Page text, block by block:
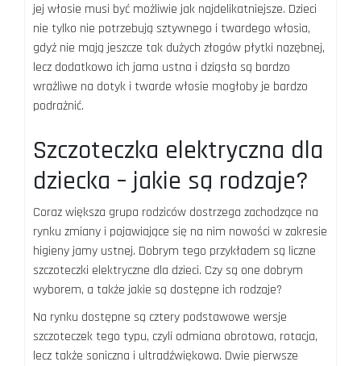
jej włosie musi być możliwie jak najdelikatniejsze. Dzieci
nie tylko nie potrzebują sztywnego i twardego włosia,
gdyż nie mają jeszcze tak dużych złogów płytki nazębnej,
lecz dodatkowo ich jama ustna i dziąsła są bardzo
wrażliwe na dotyk i twarde włosie mogłoby je bardzo
podrażnić.
Szczoteczka elektryczna dla
dziecka – jakie są rodzaje?
Coraz większa grupa rodziców dostrzega zachodzące na
rynku zmiany i pojawiające się na nim nowości w zakresie
higieny jamy ustnej. Dobrym tego przykładem są liczne
szczoteczki elektryczne dla dzieci. Czy są one dobrym
wyborem, a także jakie są dostępne ich rodzaje?
Na rynku dostępne są cztery podstawowe wersje
szczoteczek tego typu, czyli odmiana obrotowa, rotacja,
lecz także soniczna i ultradźwiękowa. Dwie pierwsze